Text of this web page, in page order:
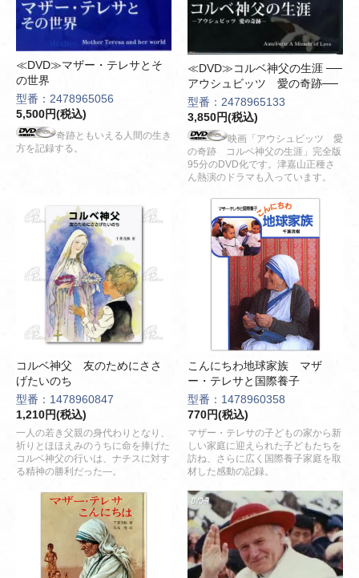
≪DVD≫マザー・テレサとそ
の世界
型番：2478965056
5,500円(税込)
奇跡ともいえる人間の生き
方を記録する。
≪DVD≫コルベ神父の生涯 ──
アウシュビッツ 愛の奇跡──
型番：2478965133
3,850円(税込)
映画「アウシュビッツ 愛
の奇跡 コルベ神父の生涯」完全版
95分のDVD化です。津嘉山正種さ
ん熱演のドラマも入っています。
コルベ神父 友のためにささ
げたいのち
型番：1478960847
1,210円(税込)
一人の若き父親の身代わりとなり、
祈りとほほえみのうちに命を捧げた
コルベ神父の行いは、ナチスに対す
る精神の勝利だった―。
こんにちわ地球家族 マザ
ー・テレサと国際養子
型番：1478960358
770円(税込)
マザー・テレサの子どもの家から新
しい家庭に迎えられた子どもたちを
訪ね、さらに広く国際養子家庭を取
材した感動の記録。